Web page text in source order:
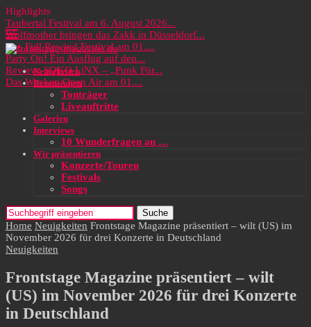
Highlights
Taubertal Festival am 6. August 2026...
Wolfmother bringen das Zakk in Düsseldorf...
Das Full Rewind Festival am 01....
Party On! Ein Ausflug auf den...
Review: SOKO LiNX – „Punk Für...
Das Wacken Open Air am 01....
Neuigkeiten
Rezensionen
Tonträger
Liveauftritte
Galerien
Interviews
10 Wunderfragen an …
Wir präsentieren
Konzerte/Touren
Festivals
Songs
Suche
Home Neuigkeiten Frontstage Magazine präsentiert – wilt (US) im
November 2026 für drei Konzerte in Deutschland
Neuigkeiten
Frontstage Magazine präsentiert – wilt
(US) im November 2026 für drei Konzerte
in Deutschland